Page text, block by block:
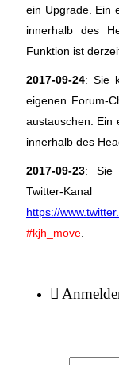
ein Upgrade. Ein
innerhalb des
Funktion ist
2017-09-24: Sie
eigenen Forum-
austauschen. Ein
innerhalb des
2017-09-23: Sie
Twitter-
https://
#kjh_move.